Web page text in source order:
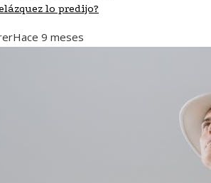
lo predijo?
Hace 9 meses